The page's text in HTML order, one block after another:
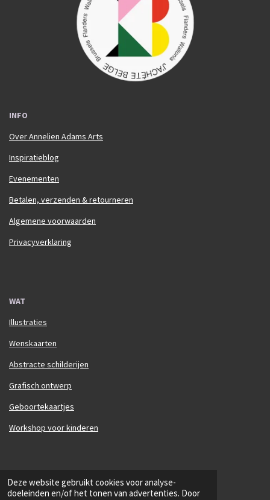
Deze website gebruikt cookies voor analyse-
doeleinden en/of het tonen van advertenties. Door
INFO
Over Annelien Adams Arts
Inspiratieblog
Evenementen
Betalen, verzenden & retourneren
Algemene voorwaarden
Privacyverklaring
WAT
Illustraties
Wenskaarten
Abstracte schilderijen
Grafisch ontwerp
Geboortekaartjes
Workshop voor kinderen
Powered by JouwWeb